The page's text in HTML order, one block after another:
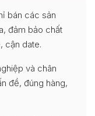
bán các sản
đảm bảo chất
cận date.
và chân
đề, đúng hàng,